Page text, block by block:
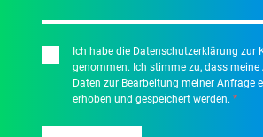
Ich habe die Datenschutzerklärung zur
genommen. Ich stimme zu, dass meine
Daten zur Bearbeitung meiner Anfrage
erhoben und gespeichert werden. *